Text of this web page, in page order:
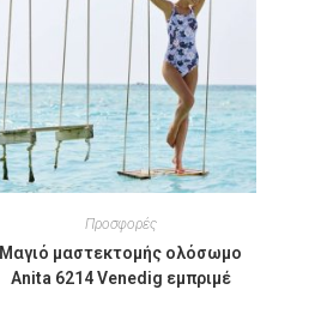
Προσφορές
Μαγιό μαστεκτομής ολόσωμο
Anita 6214 Venedig εμπριμέ